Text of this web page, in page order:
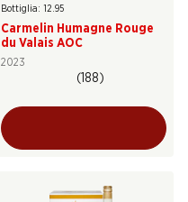
Bottiglia: 12.95
Carmelin Humagne Rouge
du Valais AOC
2023
(188)